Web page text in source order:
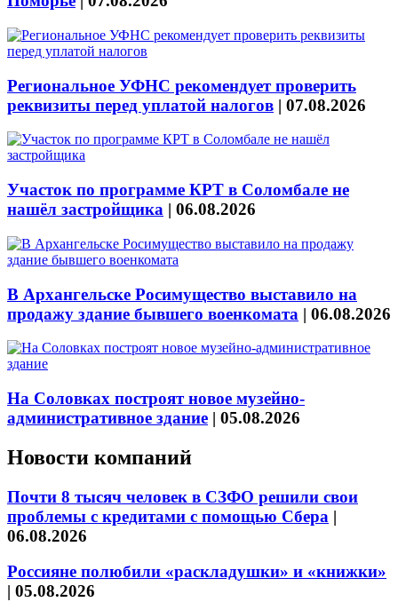
Региональное УФНС рекомендует проверить
реквизиты перед уплатой налогов | 07.08.2026
Участок по программе КРТ в Соломбале не
нашёл застройщика | 06.08.2026
В Архангельске Росимущество выставило на
продажу здание бывшего военкомата | 06.08.2026
На Соловках построят новое музейно-
административное здание | 05.08.2026
Новости компаний
Почти 8 тысяч человек в СЗФО решили свои
проблемы с кредитами с помощью Сбера |
06.08.2026
Россияне полюбили «раскладушки» и «книжки»
| 05.08.2026